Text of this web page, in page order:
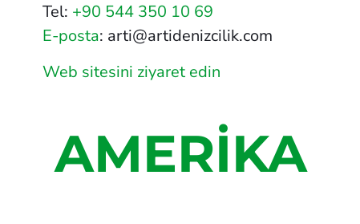
Tel: +90 544 350 10 69
E-posta: arti@artidenizcilik.com
Web sitesini ziyaret edin
AMERİKA